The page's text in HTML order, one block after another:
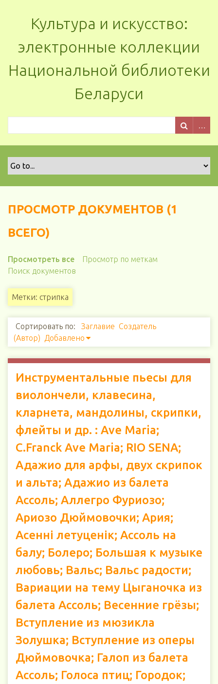
Культура и искусство:
электронные коллекции
Национальной библиотеки
Беларуси
ПРОСМОТР ДОКУМЕНТОВ (1
ВСЕГО)
Просмотреть все
Просмотр по меткам
Поиск документов
Метки: стрипка
Сортировать по: Заглавие Создатель
(Автор)
Добавлено
Инструментальные пьесы для
виолончели, клавесина,
кларнета, мандолины, скрипки,
флейты и др. : Ave Maria;
C.Franck Ave Maria; RIO SENA;
Адажио для арфы, двух скрипок
и альта; Адажио из балета
Ассоль; Аллегро Фуриозо;
Ариозо Дюймовочки; Ария;
Асенні летуценік; Ассоль на
балу; Болеро; Большая к музыке
любовь; Вальс; Вальс радости;
Вариации на тему Цыганочка из
балета Ассоль; Весенние грёзы;
Вступление из мюзикла
Золушка; Вступление из оперы
Дюймовочка; Галоп из балета
Ассоль; Голоса птиц; Городок;